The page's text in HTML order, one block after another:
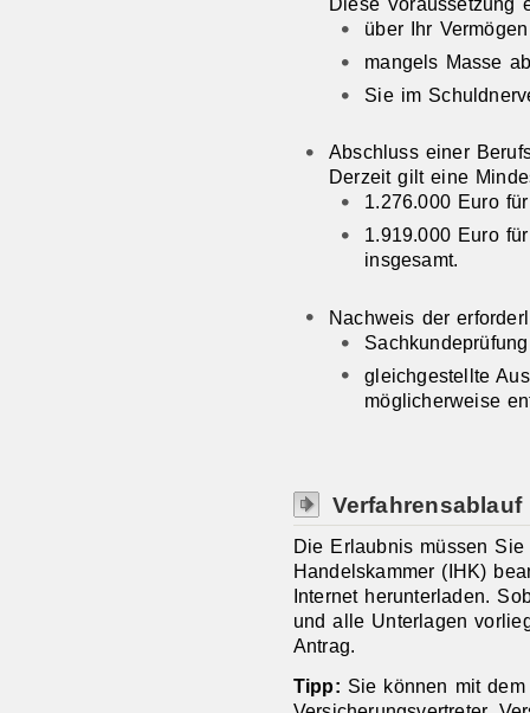
über Ihr
mangels Masse
Sie im
Abschluss einer
Derzeit gilteine
1.276.000 Euro
1.919.000 Euro
insgesamt.
Nachweis der
gleichgestellte
möglicherweise
Verfahrensablauf
Die Erlaubnis müssen
Handelskammer (IHK)
Internet herunterladen.
und alle Unterlagen
Antrag.
Tipp: Sie können mit